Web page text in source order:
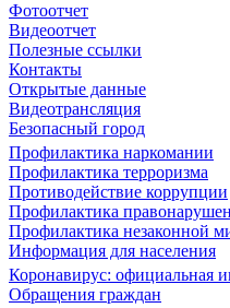
Фотоотчет
Видеоотчет
Полезные ссылки
Контакты
Открытые данные
Видеотрансляция
Безопасный город
Профилактика наркомании
Профилактика терроризма
Противодействие коррупции
Профилактика
Профилактика незаконной
Информация для населения
Коронавирус: официальная
Обращения граждан